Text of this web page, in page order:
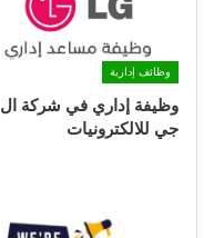
وظائف إدارية
وظيفة إداري في شركة ال
جي للالكترونيات